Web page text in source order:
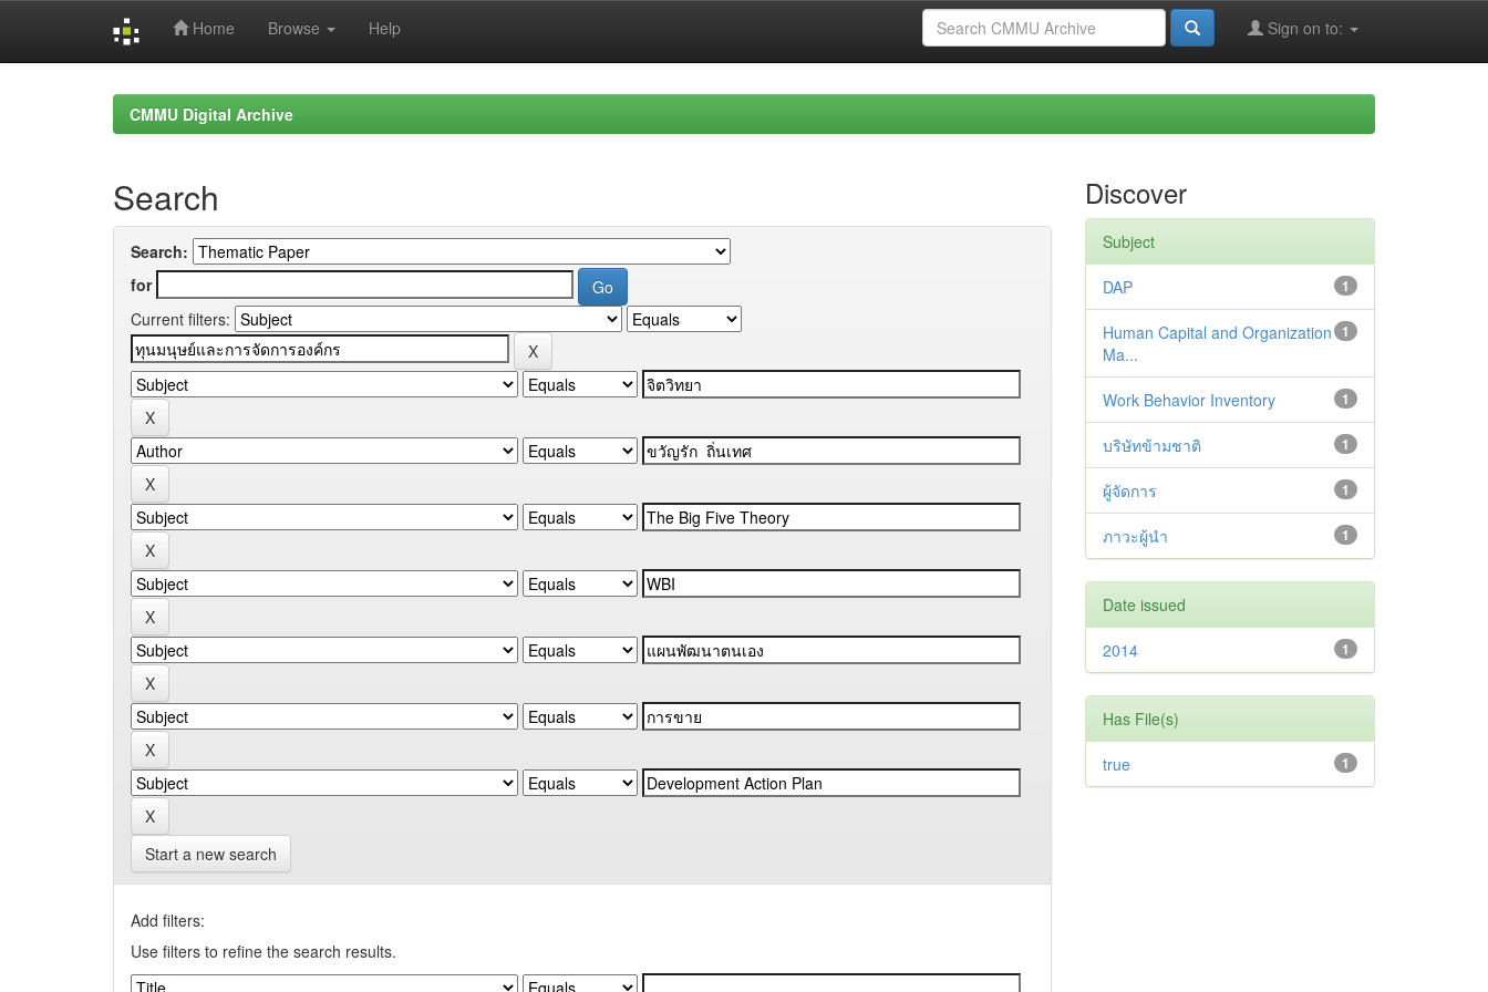
Home Browse Help Sign on to:
CMMU Digital Archive
Search
Search:
for
Current filters:
Start a new search
Add filters:
Use filters to refine the search results.
Discover
Subject
1
DAP
1
Human Capital and Organization
Ma...
1
Work Behavior Inventory
1
บริษัทข้ามชาติ
1
ผู้จัดการ
1
ภาวะผู้นำ
Date issued
1
2014
Has File(s)
1
true